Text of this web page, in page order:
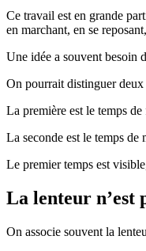
Ce travail est en grande
en marchant, en se
Une idée a souvent besoin
On pourrait distinguer deux
La première est le temps
La seconde est le temps de
Le premier temps est
La lenteur n’est
On associe souvent la